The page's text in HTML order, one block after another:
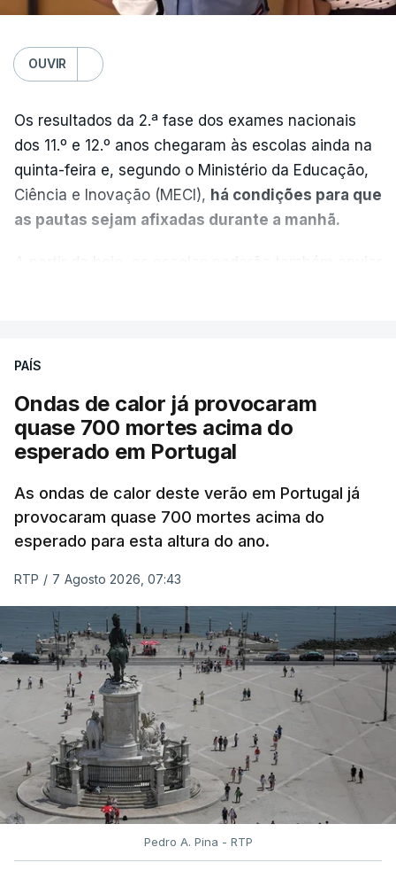
OUVIR
Os resultados da 2.ª fase dos exames nacionais
dos 11.º e 12.º anos chegaram às escolas ainda na
quinta-feira e, segundo o Ministério da Educação,
Ciência e Inovação (MECI), há condições para que
as pautas sejam afixadas durante a manhã.
dependia da apresentação de um requerimento,
mas o Governo decidiu, a partir deste ano,
disponibilizar a cópia dos exames classificados a
e rigor do processo" devido às falhas na
classificação eletrónica.
Serão também publicadas as notas da 2.ª fase
Quanto aos pedidos de reapreciação de provas
realizadas durante a 1.ª fase, os resultados só
serão disponibilizados às escolas hoje, mas o MECI
assegurou que as pautas serão afixadas durante a
tarde.
A tutela justificou a demora no processo de
reapreciações com o "elevado número de
pedidos", que este ano ultrapassou os 20 mil,
PAÍS
Ondas de calor já provocaram
quase 700 mortes acima do
esperado em Portugal
As ondas de calor deste verão em Portugal já
provocaram quase 700 mortes acima do
esperado para esta altura do ano.
RTP / 7 Agosto 2026, 07:43
Pedro A. Pina - RTP